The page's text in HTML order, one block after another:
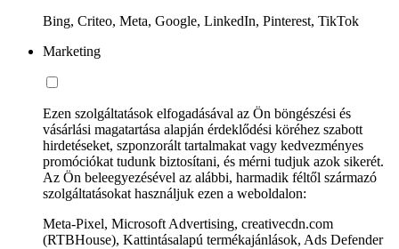
Bing, Criteo, Meta, Google, LinkedIn, Pinterest, TikTok
Marketing
Ezen szolgáltatások elfogadásával az Ön böngészési és
vásárlási magatartása alapján érdeklődési köréhez szabott
hirdetéseket, szponzorált tartalmakat vagy kedvezményes
promóciókat tudunk biztosítani, és mérni tudjuk azok sikerét.
Az Ön beleegyezésével az alábbi, harmadik féltől származó
szolgáltatásokat használjuk ezen a weboldalon:
Meta-Pixel, Microsoft Advertising, creativecdn.com
(RTBHouse), Kattintásalapú termékajánlások, Ads Defender